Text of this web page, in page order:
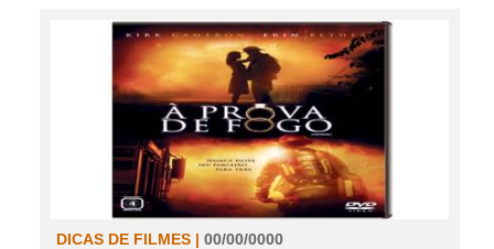
DICAS DE FILMES | 00/00/0000